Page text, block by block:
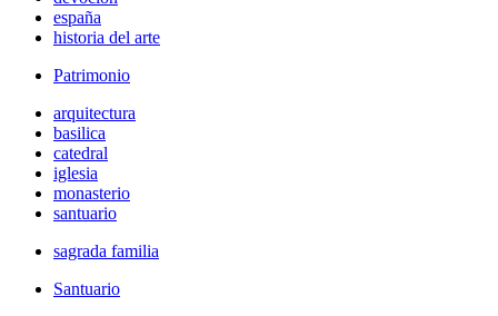
españa
historia del arte
Patrimonio
arquitectura
basilica
catedral
iglesia
monasterio
santuario
sagrada familia
Santuario